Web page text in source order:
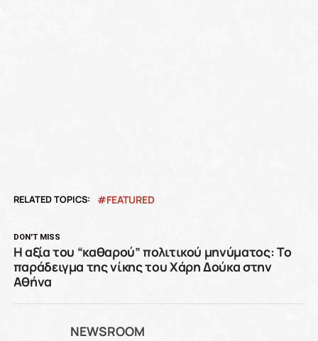
RELATED TOPICS: FEATURED
DON'T MISS
Η αξία του “καθαρού” πολιτικού μηνύματος: Το
παράδειγμα της νίκης του Χάρη Δούκα στην
Αθήνα
NEWSROOM